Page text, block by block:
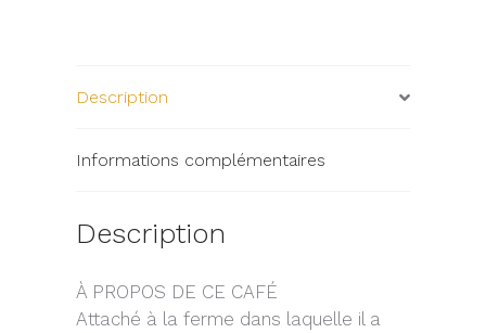
Description
Informations complémentaires
Description
À PROPOS DE CE CAFÉ
Attaché à la ferme dans laquelle il a